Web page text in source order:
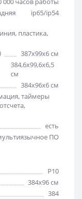
ip65/ip54
пластика,
387х99х6 см
384,6х99,6х6,5
см
384х96х6 см
таймеры
есть
ПО
Р10
384х96 см
384